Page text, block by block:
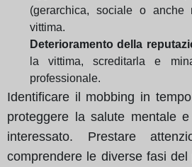
(gerarchica, sociale o anche
vittima.
Deterioramento della
la vittima, screditarla e
professionale.
Identificare il mobbing in
proteggere la salute mentale
interessato. Prestare
comprendere le diverse fasi